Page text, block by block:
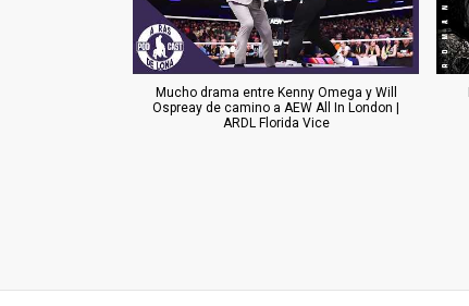
Mucho drama entre Kenny Omega y Will
Ospreay de camino a AEW All In London |
ARDL Florida Vice